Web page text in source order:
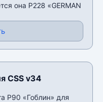
она P228 «GERMAN
CSS v34
P90 «Гоблин» для